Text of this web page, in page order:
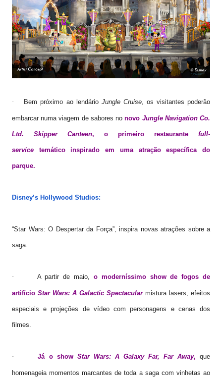
· Bem próximo ao lendário Jungle Cruise, os visitantes poderão
embarcar numa viagem de sabores nonovo Jungle Navigation Co.
Ltd. Skipper Canteen, o primeiro restaurante full-
service temático inspirado em uma atração específica do
parque.
Disney’s Hollywood Studios:
“Star Wars: O Despertar da Força”, inspira novas atrações sobre a
saga.
· A partir de maio, o moderníssimo show de fogos de
artifício Star Wars: A Galactic Spectacular mistura lasers, efeitos
especiais e projeções de vídeo com personagens e cenas dos
filmes.
· Já o show Star Wars: A Galaxy Far, Far Away, que
homenageia momentos marcantes de toda a saga com vinhetas ao